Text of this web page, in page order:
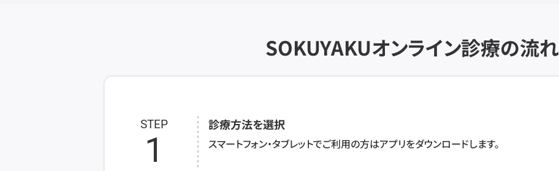
SOKUYAKUオンライン診療の流れ
STEP
1
診療方法を選択
スマートフォン・タブレットでご利用の方はアプリをダウンロードします。